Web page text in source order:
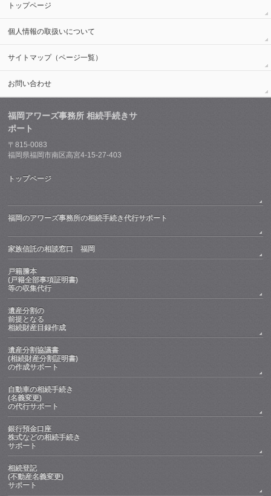
トップページ
個人情報の取扱いについて
サイトマップ（ページ一覧）
お問い合わせ
福岡アワーズ事務所 相続手続きサ
ポート
〒815-0083
福岡県福岡市南区高宮4-15-27-403
トップページ
福岡のアワーズ事務所の相続手続き代行サポート
家族信託の相談窓口 福岡
戸籍謄本
(戸籍全部事項証明書)
等の収集代行
遺産分割の
前提となる
相続財産目録作成
遺産分割協議書
(相続財産分割証明書)
の作成サポート
自動車の相続手続き
(名義変更)
の代行サポート
銀行預金口座
株式などの相続手続き
サポート
相続登記
(不動産名義変更)
サポート